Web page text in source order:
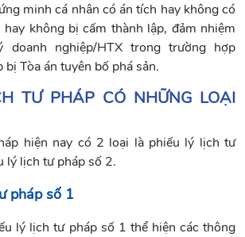
minh cá nhân có án tích hay không có
không bị cấm thành lập, đảm nhiệm
doanh nghiệp/HTX trong trường hợp
Tòa án tuyên bố phá sản.
TƯ PHÁP CÓ NHỮNG LOẠI
hiện nay có 2 loại là phiếu lý lịch tư
lý lịch tư pháp số 2.
pháp số 1
lý lịch tư pháp số 1 thể hiện các thông